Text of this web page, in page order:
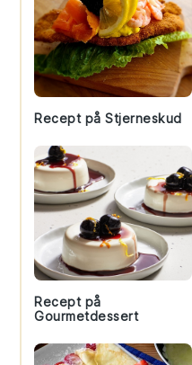
Recept på Stjerneskud
Recept på
Gourmetdessert